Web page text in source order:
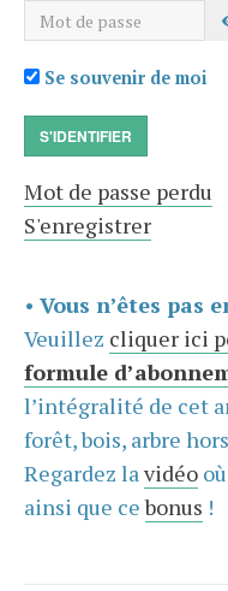
Mot de passe
Se souvenir de moi
S'IDENTIFIER
Mot de passe perdu
S'enregistrer
• Vous n’êtes pas
Veuillez cliquer ici
formule
l’intégralité de cet
forêt, bois, arbre
Regardez lavidéo
ainsi que cebonus !